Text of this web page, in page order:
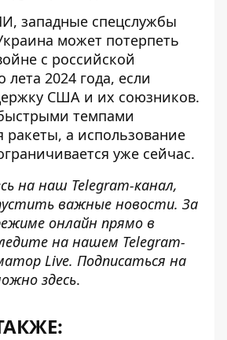
западные спецслужбы
может потерпеть
с российской
2024 года, если
США и их союзников.
темпами
ракеты, а использование
уже сейчас.
на наш Telegram-канал,
важные новости. За
онлайн прямо в
на нашем Telegram-
Live. Подписаться на
здесь.